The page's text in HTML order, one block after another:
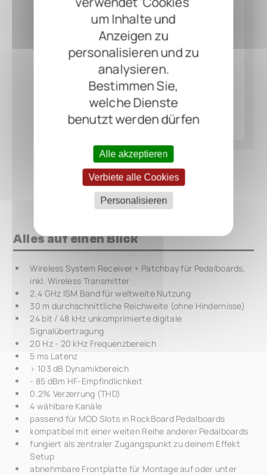
um Inhalte und
Anzeigen zu
personalisieren und zu
analysieren.
Bestimmen Sie,
welche Dienste
benutzt werden dürfen
Alle akzeptieren
Verbiete alle Cookies
Personalisieren
Alles auf einen Blick
Wireless System Receiver + Patchbay für Pedalboards,
inkl. Wireless Transmitter
2,4 GHz ISM Band für weltweite Nutzung
30 m durchschnittliche Reichweite (ohne Hindernisse)
24 bit / 48 kHz unkomprimierte digitale
Signalübertragung
20 Hz - 20 kHz Frequenzbereich
5 ms Latenz
> 103 dB Dynamikbereich
- 85 dBm HF-Empfindlichkeit
0.2% Verzerrung (THD)
4 wählbare Kanäle
passend für MOD Slots in RockBoard Pedalboards
kompatibel mit einer weiten Reihe anderer Pedalboards
fungiert als zentraler Zugangspunkt zu deinem Effekt
Setup
abnehmbare Frontplatte für Montage auf oder unter